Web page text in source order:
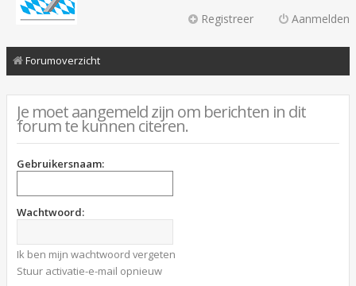
Aanmelden
Registreer
Forumoverzicht
Je moet aangemeld zijn om berichten in dit
forum te kunnen citeren.
Gebruikersnaam:
Wachtwoord:
Ik ben mijn wachtwoord vergeten
Stuur activatie-e-mail opnieuw